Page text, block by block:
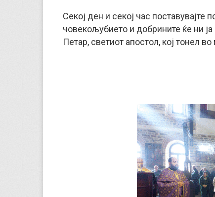
Секој ден и секој час поставувајте
човекољубието и добрините ќе ни
Петар, светиот апостол, кој тонел